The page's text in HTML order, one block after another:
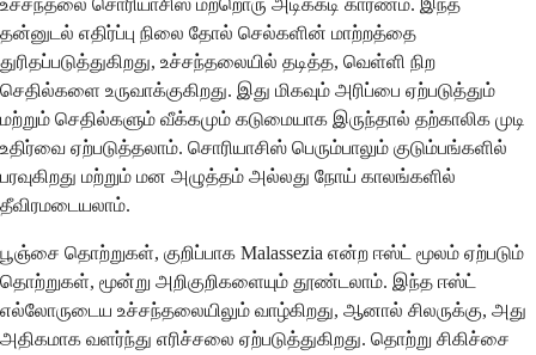
தன்னுடல் எதிர்ப்பு நிலை தோல் செல்களின் மாற்றத்தை
துரிதப்படுத்துகிறது, உச்சந்தலையில் தடித்த, வெள்ளி நிற
செதில்களை உருவாக்குகிறது. இது மிகவும் அரிப்பை ஏற்படுத்தும்
மற்றும் செதில்களும் வீக்கமும் கடுமையாக இருந்தால் தற்காலிக முடி
உதிர்வை ஏற்படுத்தலாம். சொரியாசிஸ் பெரும்பாலும் குடும்பங்களில்
பரவுகிறது மற்றும் மன அழுத்தம் அல்லது நோய் காலங்களில்
தீவிரமடையலாம்.
பூஞ்சை தொற்றுகள், குறிப்பாக Malassezia என்ற ஈஸ்ட் மூலம் ஏற்படும்
தொற்றுகள், மூன்று அறிகுறிகளையும் தூண்டலாம். இந்த ஈஸ்ட்
எல்லோருடைய உச்சந்தலையிலும் வாழ்கிறது, ஆனால் சிலருக்கு, அது
அதிகமாக வளர்ந்து எரிச்சலை ஏற்படுத்துகிறது. தொற்று சிகிச்சை